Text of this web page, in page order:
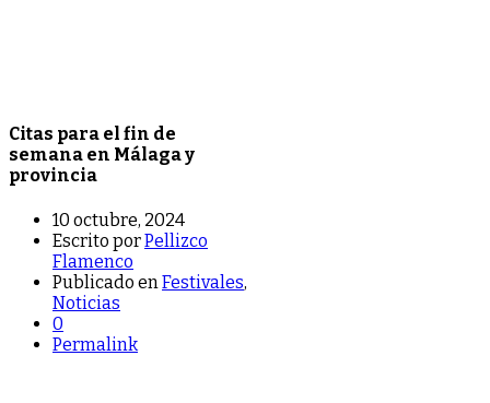
Citas para el fin de
semana en Málaga y
provincia
10 octubre, 2024
Escrito porPellizco
Flamenco
Publicado en Festivales,
Noticias
0
Permalink